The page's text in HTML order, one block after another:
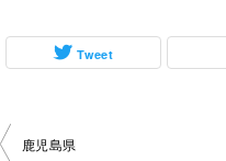
Tweet
投
鹿児島県